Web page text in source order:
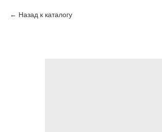
Назад к каталогу